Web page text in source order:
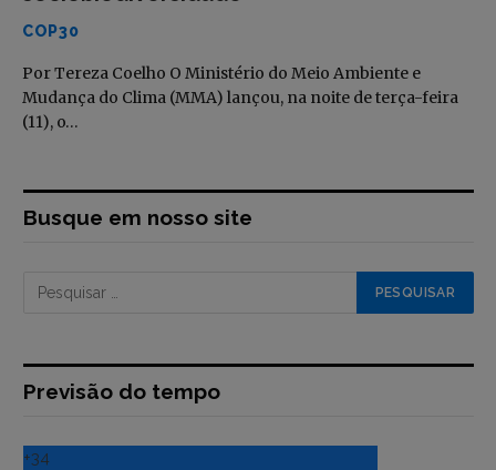
COP30
Por Tereza Coelho O Ministério do Meio Ambiente e
Mudança do Clima (MMA) lançou, na noite de terça-feira
(11), o…
Busque em nosso site
Previsão do tempo
+34